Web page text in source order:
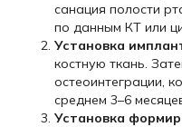
санация полости
по данным КТ или
Установка
костную ткань.
остеоинтеграции,
среднем 3–6
Установка